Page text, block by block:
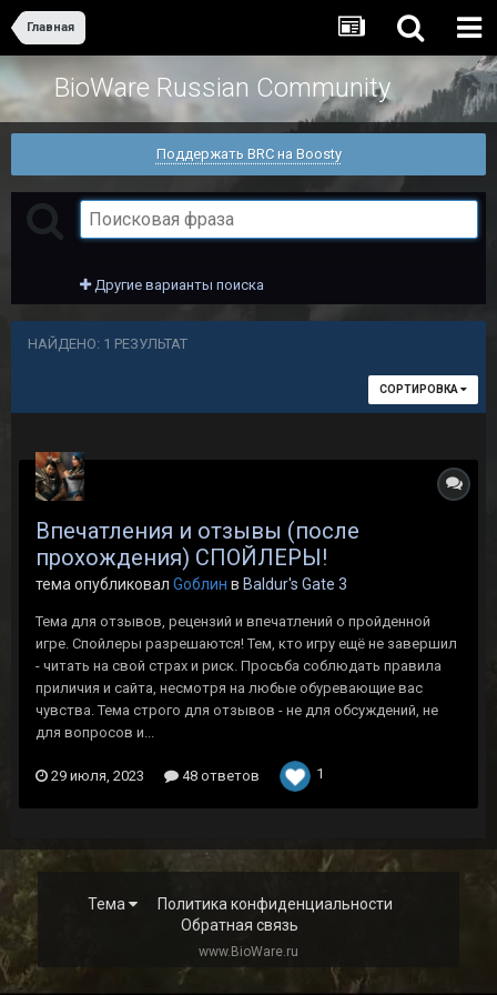
Главная
BioWare Russian Community
Поддержать BRC на Boosty
Другие варианты поиска
НАЙДЕНО: 1 РЕЗУЛЬТАТ
СОРТИРОВКА
Впечатления и отзывы (после
прохождения) СПОЙЛЕРЫ!
тема опубликовал Gоблин в Baldur's Gate 3
Тема для отзывов, рецензий и впечатлений о пройденной
игре. Спойлеры разрешаются! Тем, кто игру ещё не завершил
- читать на свой страх и риск. Просьба соблюдать правила
приличия и сайта, несмотря на любые обуревающие вас
чувства. Тема строго для отзывов - не для обсуждений, не
для вопросов и...
29 июля, 2023 48 ответов 1
Тема
Политика конфиденциальности
Обратная связь
www.BioWare.ru